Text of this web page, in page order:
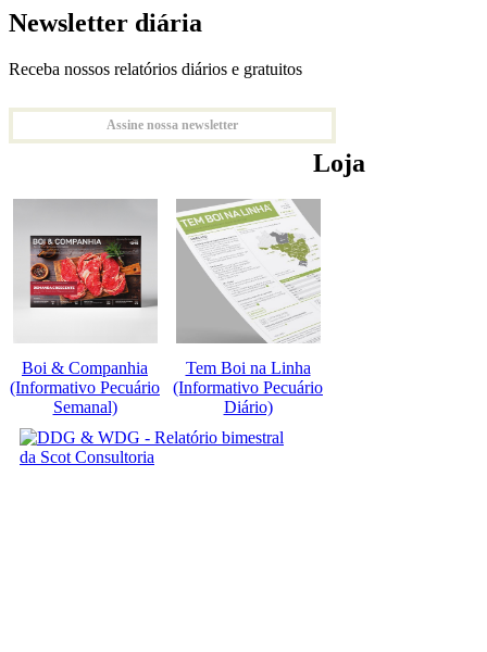
Newsletter diária
Receba nossos relatórios diários e gratuitos
Assine nossa newsletter
Loja
Boi & Companhia
(Informativo Pecuário
Semanal)
Tem Boi na Linha
(Informativo Pecuário
Diário)